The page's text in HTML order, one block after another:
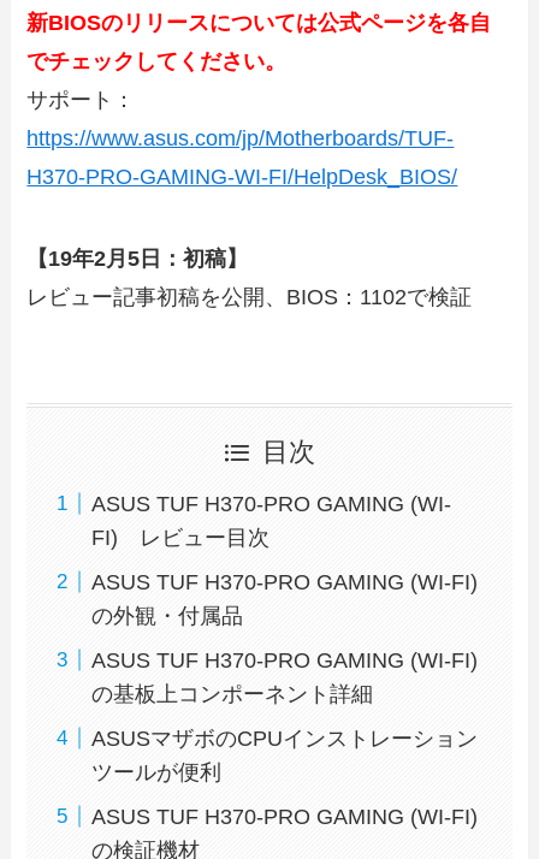
新BIOSのリリースについては公式ページを各自
でチェックしてください。
サポート：
https://www.asus.com/jp/Motherboards/TUF-
H370-PRO-GAMING-WI-FI/HelpDesk_BIOS/
【19年2月5日：初稿】
レビュー記事初稿を公開、BIOS：1102で検証
目次
ASUS TUF H370-PRO GAMING (WI-
FI) レビュー目次
ASUS TUF H370-PRO GAMING (WI-FI)
の外観・付属品
ASUS TUF H370-PRO GAMING (WI-FI)
の基板上コンポーネント詳細
ASUSマザボのCPUインストレーション
ツールが便利
ASUS TUF H370-PRO GAMING (WI-FI)
の検証機材